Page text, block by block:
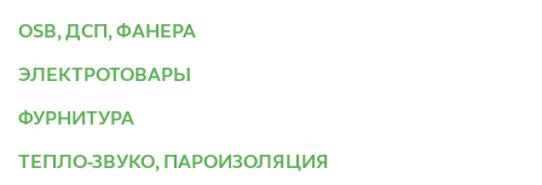
OSB, ДСП, ФАНЕРА
ЭЛЕКТРОТОВАРЫ
ФУРНИТУРА
ТЕПЛО-ЗВУКО, ПАРОИЗОЛЯЦИЯ